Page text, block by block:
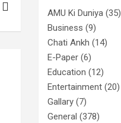
AMU Ki Duniya (35)
Business (9)
Chati Ankh (14)
E-Paper (6)
Education (12)
Entertainment (20)
Gallary (7)
General (378)